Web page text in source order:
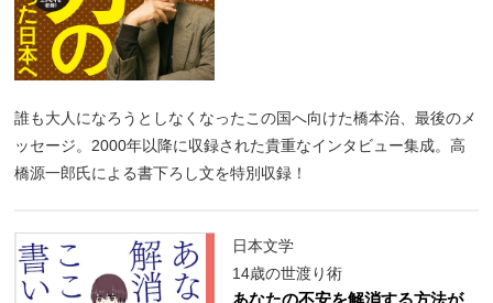
誰も大人になろうとしなくなったこの国へ向けた橋本治、最後のメ
ッセージ。2000年以降に収録された貴重なインタビュー集成。高
橋源一郎氏による書下ろし文を特別収録！
日本文学
14歳の世渡り術
あなたの不安を解消する方法が